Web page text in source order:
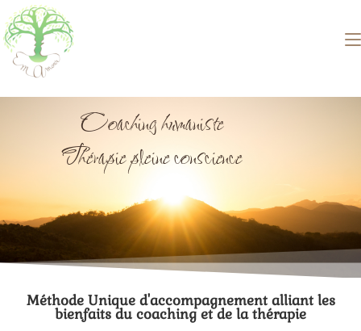
Coaching humaniste
Thérapie pleine conscience
Méthode Unique d'accompagnement alliant les
bienfaits du coaching et de la thérapie